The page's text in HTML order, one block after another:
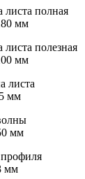
полная
мм
полезная
мм
листа
мм
мм
мм